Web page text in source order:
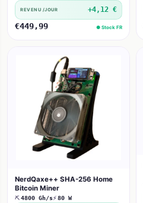
REVENU /JOUR +4,12 €
€449,99 ● Stock FR
NerdQaxe++ SHA-256 Home
Bitcoin Miner
⛏4800 Gh/s⚡80 W